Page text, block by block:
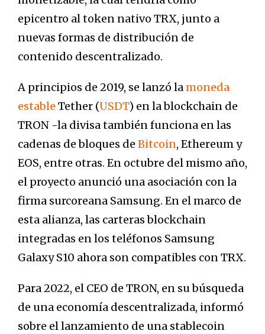
epicentro al token nativo TRX, junto a
nuevas formas de distribución de
contenido descentralizado.
A principios de 2019, se lanzó lamoneda
estable Tether (USDT) en la blockchain de
TRON -la divisa también funciona en las
cadenas de bloques de Bitcoin, Ethereum y
EOS, entre otras. En octubre del mismo año,
el proyecto anunció una asociación con la
firma surcoreana Samsung. En el marco de
esta alianza, las carteras blockchain
integradas en los teléfonos Samsung
Galaxy S10 ahora son compatibles con TRX.
Para 2022, el CEO de TRON, en su búsqueda
de una economía descentralizada, informó
sobre el lanzamiento de una stablecoin